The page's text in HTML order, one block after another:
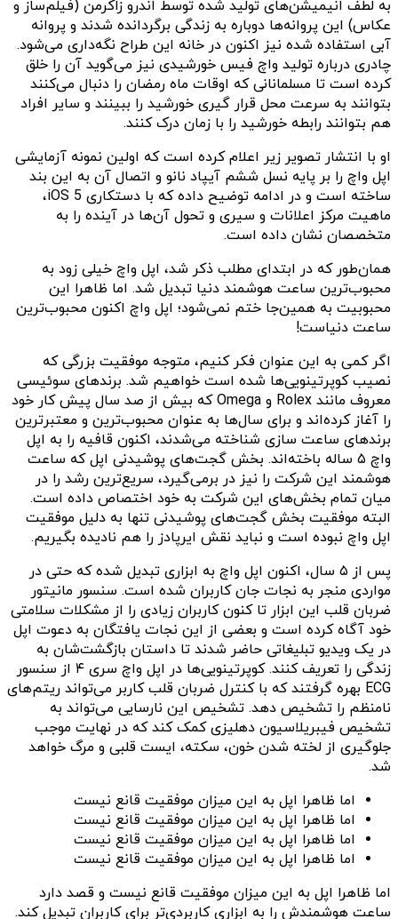
به لطف انیمیشن‌های تولید شده توسط اندرو زاکرمن (فیلم‌ساز و
عکاس) این پروانه‌ها دوباره به زندگی برگردانده شدند و پروانه
آبی استفاده شده نیز اکنون در خانه این طراح نگه‌داری می‌شود.
چادری درباره تولید واچ فیس خورشیدی نیز می‌گوید آن را خلق
کرده است تا مسلمانانی که اوقات ماه رمضان را دنبال می‌کنند
بتوانند به سرعت محل قرار گیری خورشید را ببینند و سایر افراد
هم بتوانند رابطه خورشید را با زمان درک کنند.
او با انتشار تصویر زیر اعلام کرده است که اولین نمونه آزمایشی
اپل واچ را بر پایه نسل ششم آیپاد نانو و اتصال آن به این بند
ساخته است و در ادامه توضیح داده که با دستکاری iOS 5،
ماهیت مرکز اعلانات و سیری و تحول آن‌ها در آینده را به
متخصصان نشان داده است.
همان‌طور که در ابتدای مطلب ذکر شد، اپل واچ خیلی زود به
محبوب‌ترین ساعت هوشمند دنیا تبدیل شد. اما ظاهرا این
محبوبیت به همین‌جا ختم نمی‌شود؛ اپل واچ اکنون محبوب‌ترین
ساعت دنیاست!
اگر کمی به این عنوان فکر کنیم، متوجه موفقیت بزرگی که
نصیب کوپرتینویی‌ها شده است خواهیم شد. برندهای سوئیسی
معروف مانند Rolex و Omega که بیش از صد سال پیش کار خود
را آغاز کرده‌اند و برای سال‌ها به عنوان محبوب‌ترین و معتبرترین
برندهای ساعت سازی شناخته می‌شدند، اکنون قافیه را به اپل
واچ ۵ ساله باخته‌اند. بخش گجت‌های پوشیدنی اپل که ساعت
هوشمند این شرکت را نیز در برمی‌گیرد، سریع‌ترین رشد را در
میان تمام بخش‌های این شرکت به خود اختصاص داده است.
البته موفقیت بخش‌ گجت‌های پوشیدنی تنها به دلیل موفقیت
اپل واچ نبوده است و نباید نقش ایرپادز را هم نادیده بگیریم.
پس از ۵ سال، اکنون اپل واچ به ابزاری تبدیل شده که حتی در
مواردی منجر به نجات جان کاربران شده است. سنسور مانیتور
ضربان قلب این ابزار تا کنون کاربران زیادی را از مشکلات سلامتی
خود آگاه کرده است و بعضی از این نجات یافتگان به دعوت اپل
در یک ویدیو تبلیغاتی حاضر شدند تا داستان بازگشت‌شان به
زندگی را تعریف کنند. کوپرتینویی‌ها در اپل واچ سری ۴ از سنسور
ECG بهره گرفتند که با کنترل ضربان قلب کاربر می‌تواند ریتم‌های
نامنظم را تشخیص دهد. تشخیص این نارسایی می‌تواند به
تشخیص فیبریلاسیون دهلیزی کمک کند که در نهایت موجب
جلوگیری از لخته شدن خون، سکته، ایست قلبی و مرگ خواهد
شد.
اما ظاهرا اپل به این میزان موفقیت قانع نیست
اما ظاهرا اپل به این میزان موفقیت قانع نیست
اما ظاهرا اپل به این میزان موفقیت قانع نیست
اما ظاهرا اپل به این میزان موفقیت قانع نیست
اما ظاهرا اپل به این میزان موفقیت قانع نیست و قصد دارد
ساعت هوشمندش را به ابزاری کاربردی‌تر برای کاربران تبدیل کند.